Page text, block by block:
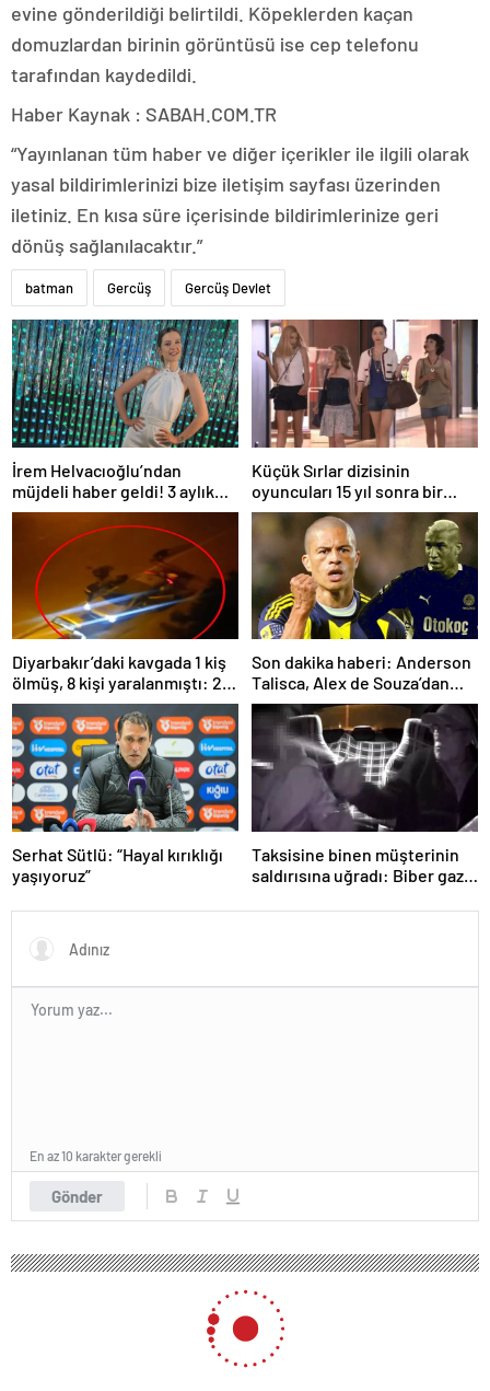
evine gönderildiği belirtildi. Köpeklerden kaçan
domuzlardan birinin görüntüsü ise cep telefonu
tarafından kaydedildi.
Haber Kaynak : SABAH.COM.TR
“Yayınlanan tüm haber ve diğer içerikler ile ilgili olarak
yasal bildirimlerinizi bize iletişim sayfası üzerinden
iletiniz. En kısa süre içerisinde bildirimlerinize geri
dönüş sağlanılacaktır.”
batman Gercüş Gercüş Devlet
İrem Helvacıoğlu’ndan
müjdeli haber geldi! 3 aylık
hamile
Küçük Sırlar dizisinin
oyuncuları 15 yıl sonra bir
arada
Diyarbakır’daki kavgada 1 kiş
ölmüş, 8 kişi yaralanmıştı: 22
kişi tutuklandı!
Son dakika haberi: Anderson
Talisca, Alex de Souza’dan
sonra ilki yaşadı! Sivasspor’a
attığı gol sonrası…
Serhat Sütlü: “Hayal kırıklığı
yaşıyoruz”
Taksisine binen müşterinin
saldırısına uğradı: Biber gazı
Gönder
En az 10 karakter gerekli